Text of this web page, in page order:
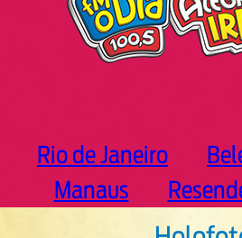
Rio de Janeiro
Manaus